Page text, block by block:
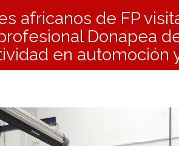
africanos de FP
Donapea
en automoción